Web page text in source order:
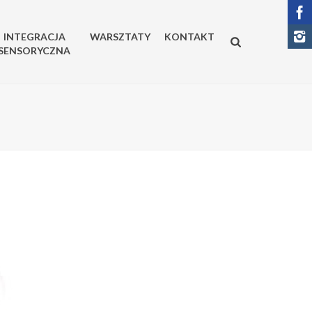
INTEGRACJA
WARSZTATY KONTAKT